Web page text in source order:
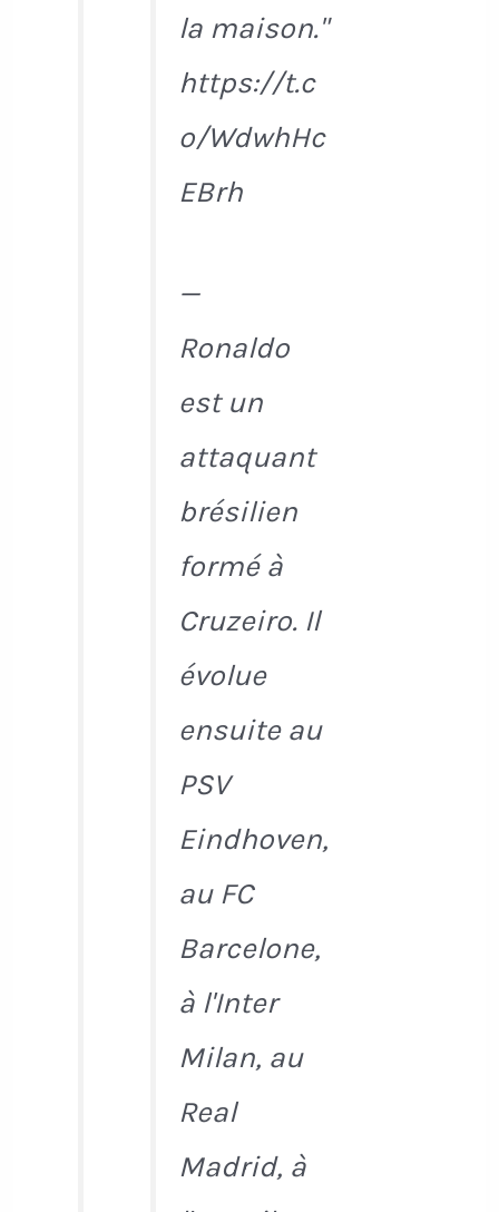
la maison."
https://t.c
o/WdwhHc
EBrh
—
Ronaldo
est un
attaquant
brésilien
formé à
Cruzeiro. Il
évolue
ensuite au
PSV
Eindhoven,
au FC
Barcelone,
à l'Inter
Milan, au
Real
Madrid, à